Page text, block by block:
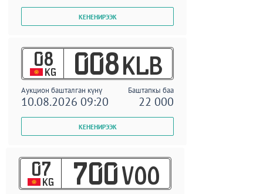
08
KG 008 KLB
Аукцион башталган күнү Баштапкы баа
10.08.2026 09:20 22 000
07
KG 700 VOO